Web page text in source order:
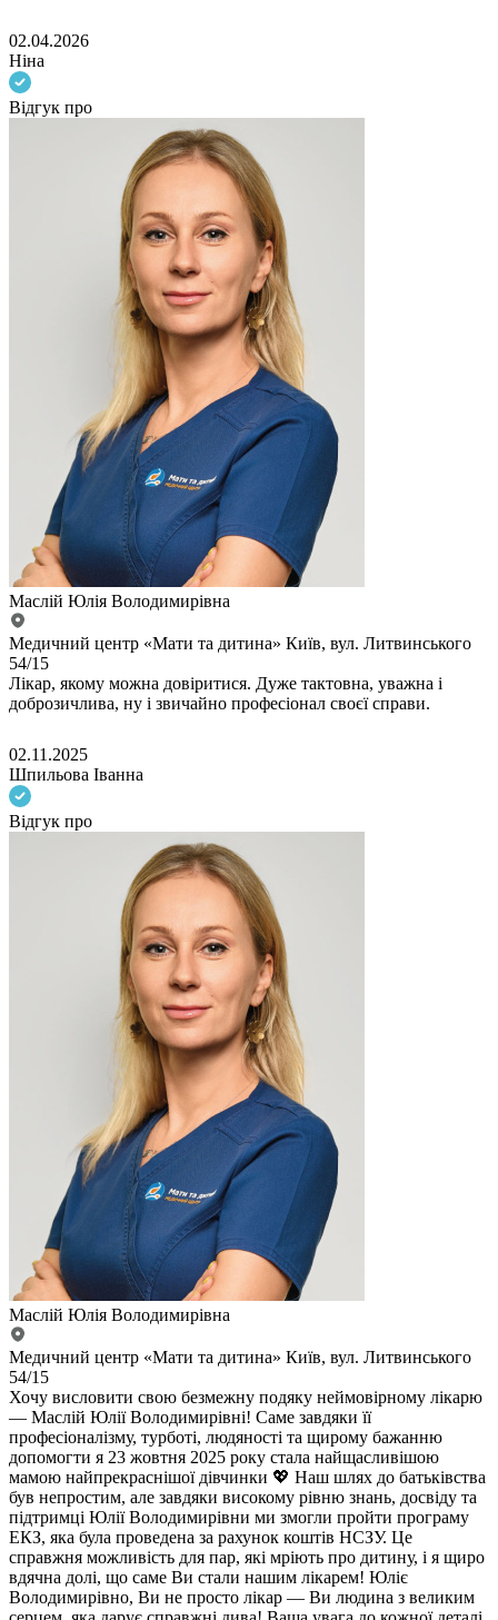
02.04.2026
Ніна
Відгук про
Маслій Юлія Володимирівна
Медичний центр «Мати та дитина» Київ, вул. Литвинського
54/15
Лікар, якому можна довіритися. Дуже тактовна, уважна і
доброзичлива, ну і звичайно професіонал своєї справи.
02.11.2025
Шпильова Іванна
Відгук про
Маслій Юлія Володимирівна
Медичний центр «Мати та дитина» Київ, вул. Литвинського
54/15
Хочу висловити свою безмежну подяку неймовірному лікарю
— Маслій Юлії Володимирівні! Саме завдяки її
професіоналізму, турботі, людяності та щирому бажанню
допомогти я 23 жовтня 2025 року стала найщасливішою
мамою найпрекраснішої дівчинки 💖 Наш шлях до батьківства
був непростим, але завдяки високому рівню знань, досвіду та
підтримці Юлії Володимирівни ми змогли пройти програму
ЕКЗ, яка була проведена за рахунок коштів НСЗУ. Це
справжня можливість для пар, які мріють про дитину, і я щиро
вдячна долі, що саме Ви стали нашим лікарем! Юліє
Володимирівно, Ви не просто лікар — Ви людина з великим